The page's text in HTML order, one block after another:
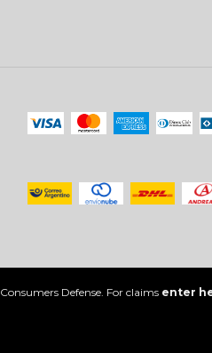
Consumers Defense. For claims enter